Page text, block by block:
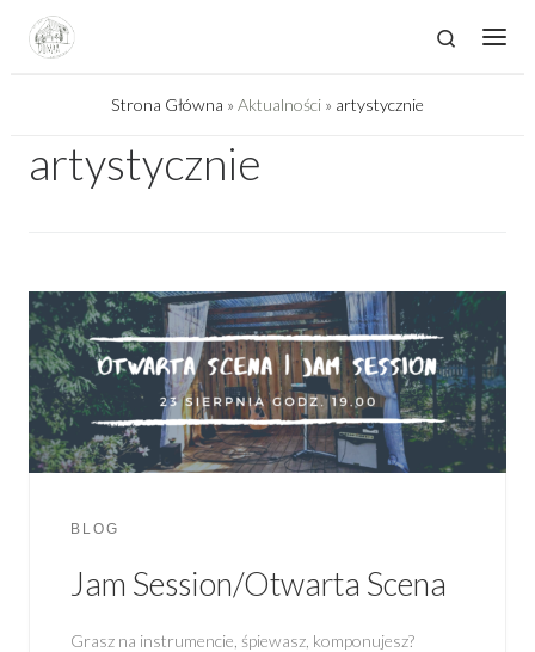
Skip to content
Search
Strona Główna » Aktualności » artystycznie
artystycznie
BLOG
Jam Session/Otwarta Scena
Grasz na instrumencie, śpiewasz, komponujesz?